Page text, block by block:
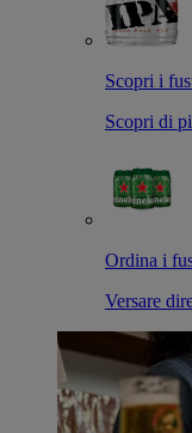
Scopri i
Scopri di
Ordina i
Versare